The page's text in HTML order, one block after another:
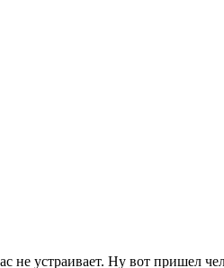
устраивает. Ну вот пришел